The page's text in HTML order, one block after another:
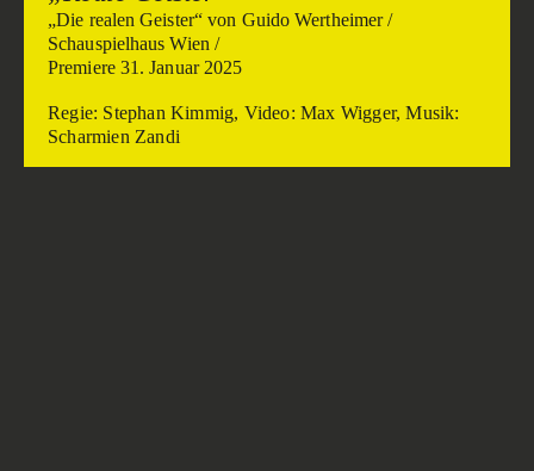
„Die realen Geister“ von Guido Wertheimer /
Schauspielhaus Wien /
Premiere 31. Januar 2025
Regie: Stephan Kimmig, Video: Max Wigger, Musik:
Scharmien Zandi